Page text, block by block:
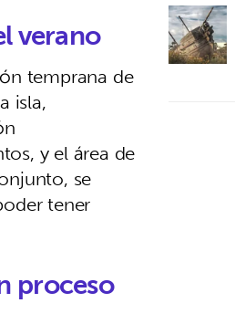
verano
temprana de
isla,
y el área de
se
tener
proceso